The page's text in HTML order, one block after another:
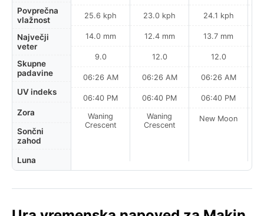
Povprečna
vlažnost
Največji
veter
Skupne
padavine
UV indeks
Zora
Sončni
zahod
Luna
25.6 kph
14.0 mm
9.0
06:26 AM
06:40 PM
Waning
Crescent
23.0 kph
12.4 mm
12.0
06:26 AM
06:40 PM
Waning
Crescent
24.1 kph
13.7 mm
12.0
06:26 AM
06:40 PM
New Moon